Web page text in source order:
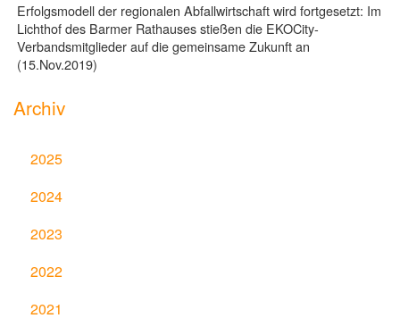
Erfolgsmodell der regionalen Abfallwirtschaft wird fortgesetzt: Im
Lichthof des Barmer Rathauses stießen die EKOCity-
Verbandsmitglieder auf die gemeinsame Zukunft an
(15.Nov.2019)
Archiv
2025
2024
2023
2022
2021